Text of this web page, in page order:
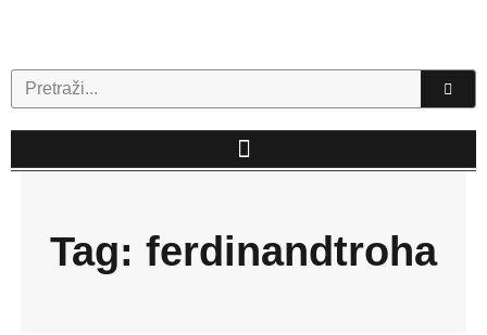
Search
Tag: ferdinandtroha